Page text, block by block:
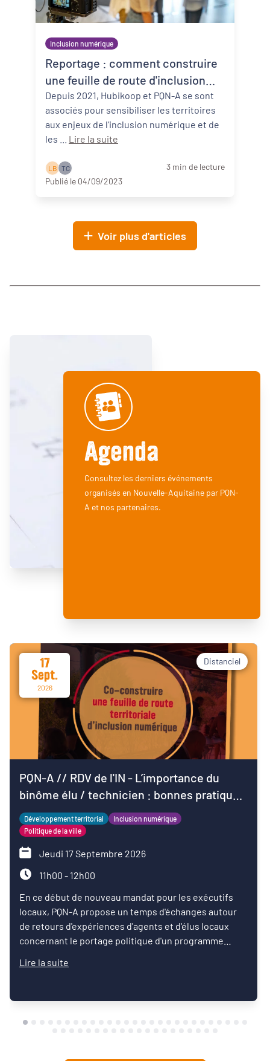
Inclusion numérique
Reportage : comment construire
une feuille de route d'inclusion
numérique ?
Depuis 2021, Hubikoop et PQN-A se sont
associés pour sensibiliser les territoires
aux enjeux de l’inclusion numérique et de
Lire la suite
L B T C
3 min de lecture
Publié le 04/09/2023
Voir plus d'articles
Agenda
Consultez les derniers événements
organisés en Nouvelle-Aquitaine par PQN-
A et nos partenaires.
17
Sept.
2026
Distanciel
PQN-A // RDV de l'IN - L’importance du
binôme élu / technicien : bonnes pratiques
pour démarrer le mandat
Développement territorial
Inclusion numérique
Politique de la ville
Jeudi 17 Septembre 2026
11h00 - 12h00
En ce début de nouveau mandat pour les exécutifs
locaux, PQN-A propose un temps d'échanges autour
de retours d'expériences d'agents et d'élus locaux
concernant le portage politique d'un programme
Lire la suite